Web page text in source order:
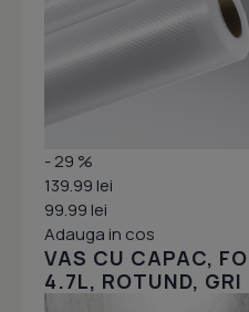
- 29 %
139.99 lei
99.99 lei
Adauga in cos
VAS CU CAPAC,
4.7L, ROTUND, GRI